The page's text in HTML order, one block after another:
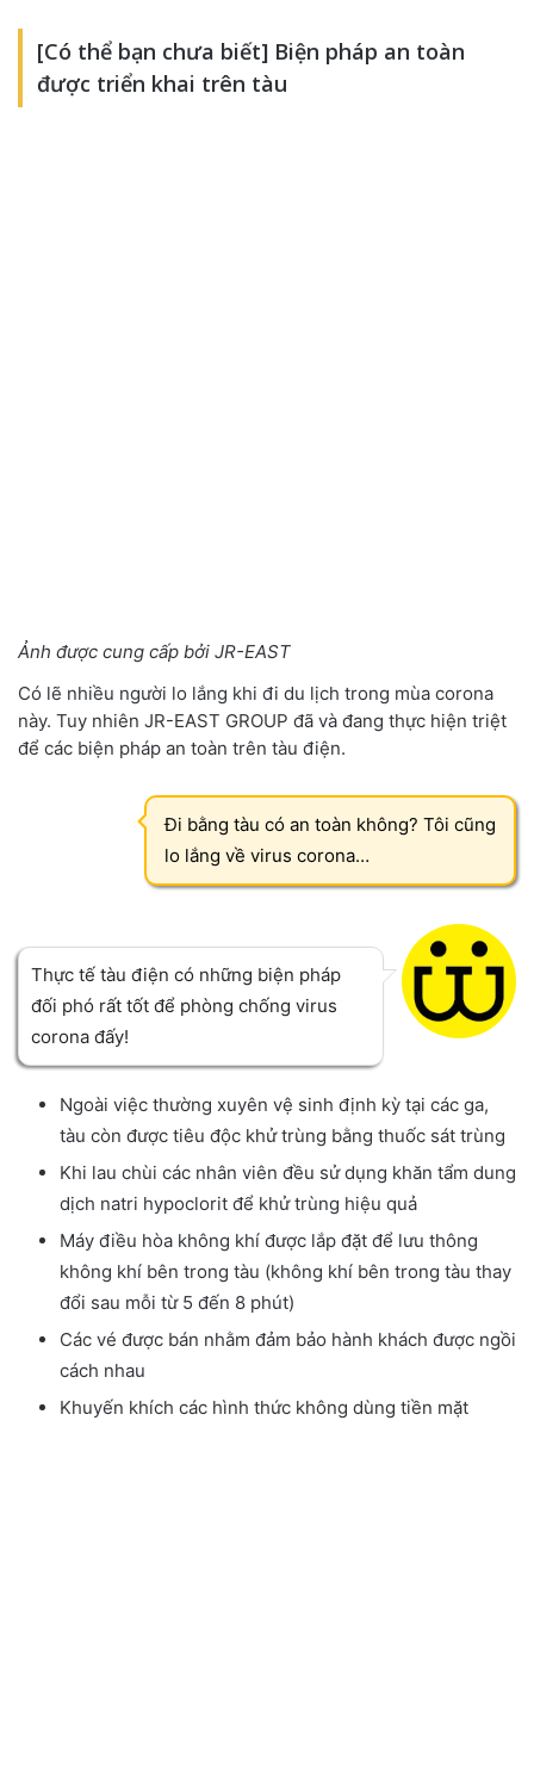
[Có thể bạn chưa biết] Biện pháp an toàn
được triển khai trên tàu
Ảnh được cung cấp bởi JR-EAST
Có lẽ nhiều người lo lắng khi đi du lịch trong mùa corona
này. Tuy nhiên JR-EAST GROUP đã và đang thực hiện triệt
để các biện pháp an toàn trên tàu điện.
Đi bằng tàu có an toàn không? Tôi cũng
lo lắng về virus corona…
Thực tế tàu điện có những biện pháp
đối phó rất tốt để phòng chống virus
corona đấy!
Ngoài việc thường xuyên vệ sinh định kỳ tại các ga,
tàu còn được tiêu độc khử trùng bằng thuốc sát trùng
Khi lau chùi các nhân viên đều sử dụng khăn tẩm dung
dịch natri hypoclorit để khử trùng hiệu quả
Máy điều hòa không khí được lắp đặt để lưu thông
không khí bên trong tàu (không khí bên trong tàu thay
đổi sau mỗi từ 5 đến 8 phút)
Các vé được bán nhằm đảm bảo hành khách được ngồi
cách nhau
Khuyến khích các hình thức không dùng tiền mặt